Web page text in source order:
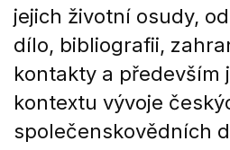
jejich životní osudy,
dílo, bibliografii,
kontakty a především
kontextu vývoje
společenskovědních